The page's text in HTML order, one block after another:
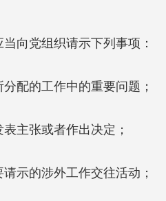
向党组织请示下列事项：
分配的工作中的重要问题；
表主张或者作出决定；
请示的涉外工作交往活动；